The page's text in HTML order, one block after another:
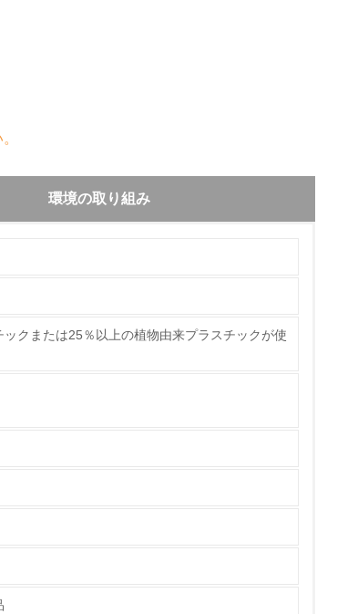
環境の取り組み
チェック
クまたは25％以上の植物由来プラスチックが使